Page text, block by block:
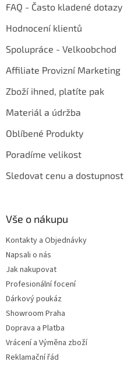
FAQ - Často kladené dotazy
Hodnocení klientů
Spolupráce - Velkoobchod
Affiliate Provizní Marketing
Zboží ihned, platíte pak
Materiál a údržba
Oblíbené Produkty
Poradíme velikost
Sledovat cenu a dostupnost
Vše o nákupu
Kontakty a Objednávky
Napsali o nás
Jak nakupovat
Profesionální focení
Dárkový poukáz
Showroom Praha
Doprava a Platba
Vrácení a Výměna zboží
Reklamační řád